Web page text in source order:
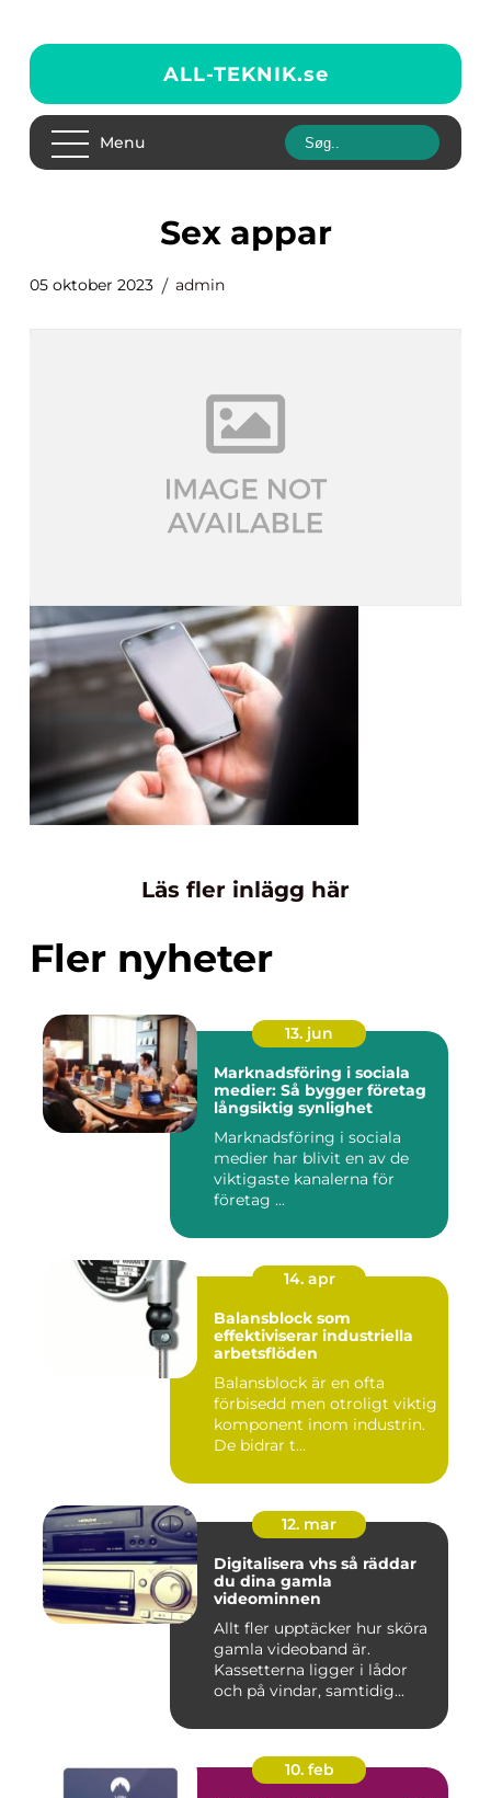
ALL-TEKNIK.se
Menu
sex appar
05 oktober 2023 admin
Läs fler inlägg här
Fler nyheter
13. jun
Marknadsföring i sociala
medier: Så bygger företag
långsiktig synlighet
Marknadsföring i sociala
medier har blivit en av de
viktigaste kanalerna för
företag ...
14. apr
Balansblock som
effektiviserar industriella
arbetsflöden
Balansblock är en ofta
förbisedd men otroligt viktig
komponent inom industrin.
De bidrar t...
12. mar
Digitalisera vhs så räddar
du dina gamla
videominnen
Allt fler upptäcker hur sköra
gamla videoband är.
Kassetterna ligger i lådor
och på vindar, samtidig...
10. feb